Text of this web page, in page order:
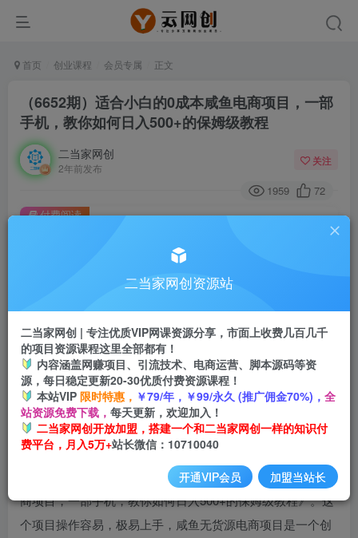
首页 创业课程 会员专属 正文
（6652期）适合小白的0成本咸鱼电商项目，一部
手机，教你如何日入500+的保姆级教程
二当家网创
2年前发布
关注
1959 72
此内容为付费阅读，请付费后查看
会员专属资源
会员免费
开通会员
付费阅读
大家好，今天给大家带来的项目是《适合小白的0成本咸鱼电
商项目，一部手机，教你如何日入500+的保姆级教程》。这
个项目操作容易，极易上手，咸鱼无货源电商项目是一个创
二当家网创资源站
二当家网创 | 专注优质VIP网课资源分享，市面上收费几百几千
的项目资源课程这里全部都有！
内容涵盖网赚项目、引流技术、电商运营、脚本源码等资
源，每日稳定更新20-30优质付费资源课程！
本站VIP 限时特惠， ￥79/年，￥99/永久 (推广佣金70%)， 全
站资源免费下载， 每天更新，欢迎加入！
二当家网创开放加盟，搭建一个和二当家网创一样的知识付
费平台，月入5万+站长微信：10710040
开通VIP会员 加盟当站长